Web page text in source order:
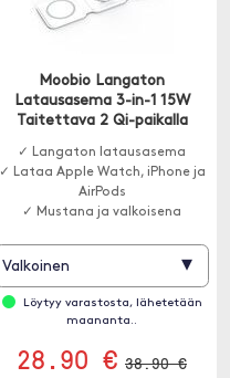
Moobio Langaton
Latausasema 3-in-1 15W
Taitettava 2 Qi-paikalla
✓ Langaton latausasema
✓ Lataa Apple Watch, iPhone ja
AirPods
✓ Mustana ja valkoisena
Valkoinen ▾
Löytyy varastosta, lähetetään
maananta..
28.90 € 38.90 €